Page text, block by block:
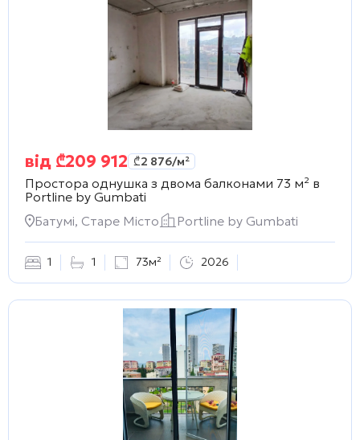
від ₾209 912 ₾2 876/м²
Простора однушка з двома балконами 73 м² в
Portline by Gumbati
Батумі, Старе Місто
Portline by Gumbati
1 1 73м² 2026